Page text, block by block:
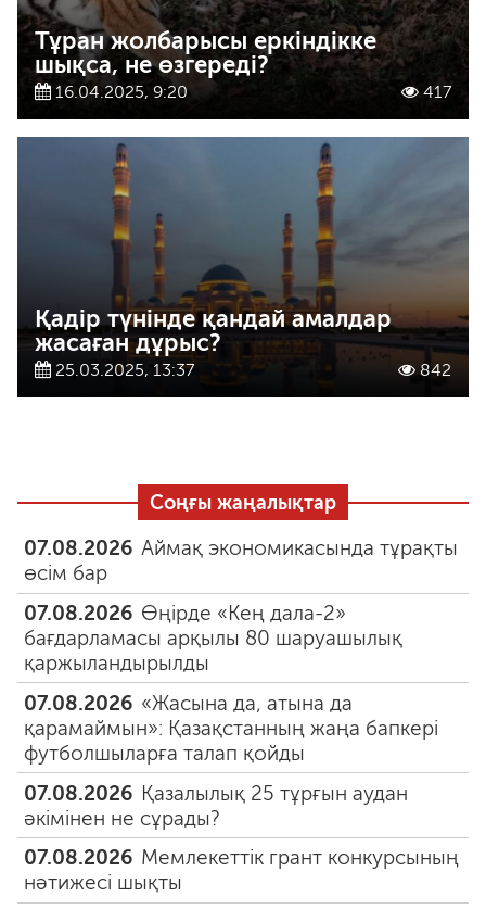
Тұран жолбарысы еркіндікке
шықса, не өзгереді?
16.04.2025, 9:20 417
Қадір түнінде қандай амалдар
жасаған дұрыс?
25.03.2025, 13:37 842
Соңғы жаңалықтар
07.08.2026 Аймақ экономикасында тұрақты
өсім бар
07.08.2026 Өңірде «Кең дала-2»
бағдарламасы арқылы 80 шаруашылық
қаржыландырылды
07.08.2026 «Жасына да, атына да
қарамаймын»: Қазақстанның жаңа бапкері
футболшыларға талап қойды
07.08.2026 Қазалылық 25 тұрғын аудан
әкімінен не сұрады?
07.08.2026 Мемлекеттік грант конкурсының
нәтижесі шықты